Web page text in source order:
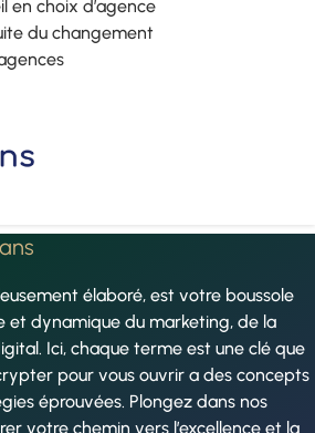
en choix d’agence
du changement
élaboré, est votre boussole
et dynamique du marketing, de la
Ici, chaque terme est une clé que
pour vous ouvrir a des concepts
éprouvées. Plongez dans nos
votre chemin vers l’excellence et la